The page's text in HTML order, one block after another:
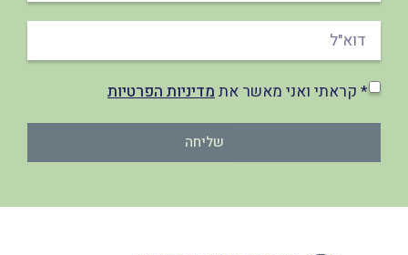
* קראתי ואני מאשר אתמדיניות הפרטיות
שליחה